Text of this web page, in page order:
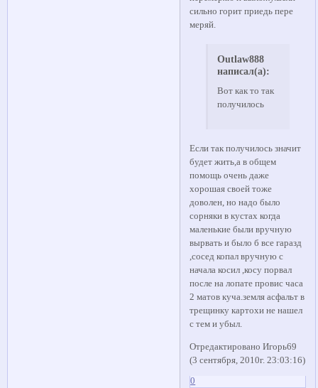
сильно горит приедь пере
меряй.
Outlaw888
написал(а):
Вот как то так
получилось
Если так получилось значит
будет жить,а в общем
помощь очень даже
хорошая своей тоже
доволен, но надо было
сорняки в кустах когда
маленькие были вручную
вырвать и было б все гаразд
,сосед копал вручную с
начала косил ,косу порвал
после на лопате провис часа
2 матов куча.земля асфальт в
трещинку картохи не нашел
с тем и убыл.
Отредактировано Игорь69
(3 сентября, 2010г. 23:03:16)
0